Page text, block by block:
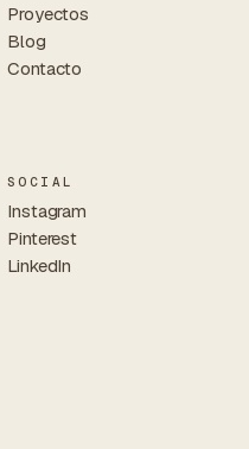
Proyectos
Blog
Contacto
SOCIAL
Instagram
Pinterest
LinkedIn